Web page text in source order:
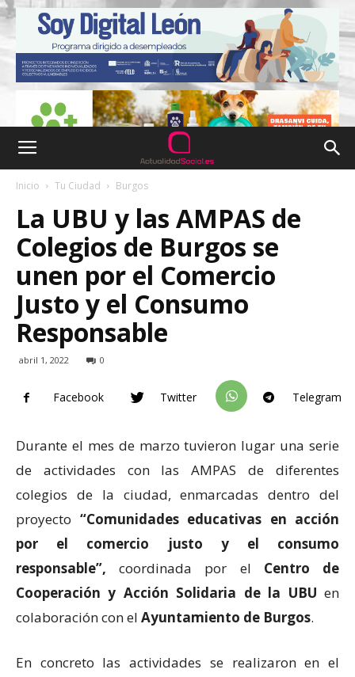
Inicio Tu Ciudad Burgos
La UBU y las AMPAS de
Colegios de Burgos se
unen por el Comercio
Justo y el Consumo
Responsable
abril 1, 2022 0
Facebook Twitter Telegram
Durante el mes de marzo tuvieron lugar una serie
de actividades con las AMPAS de diferentes
colegios de la ciudad, enmarcadas dentro del
proyecto “Comunidades educativas en acción
por el comercio justo y el consumo
responsable”,coordinada por el Centro de
Cooperación y Acción Solidaria de la UBU en
colaboración con el Ayuntamiento de Burgos.
En concreto las actividades se realizaron en el